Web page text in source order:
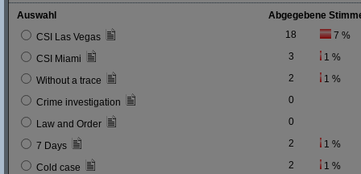
Auswahl
Abgegebene
CSI Las Vegas
18 7 %
CSI Miami 3 1 %
Without a trace 2 1 %
Crime investigation 0
Law and Order 0
7 Days 2 1 %
Cold case 2 1 %